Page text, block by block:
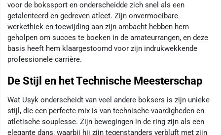
voor de bokssport en onderscheidde zich snel als een
getalenteerd en gedreven atleet. Zijn onvermoeibare
werkethiek en toewijding aan zijn ambacht hebben hem
geholpen om succes te boeken in de amateurrangen, en deze
basis heeft hem klaargestoomd voor zijn indrukwekkende
professionele carrière.
De Stijl en het Technische Meesterschap
Wat Usyk onderscheidt van veel andere boksers is zijn unieke
stijl, die een perfecte mix is van technische vaardigheden en
atletische souplesse. Zijn bewegingen in de ring zijn als een
elegante dans, waarbij hij zijn tegenstanders verbluft met zijn